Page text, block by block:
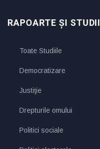
RAPOARTE ȘI STUDII
Toate Studiile
Democratizare
Justiţie
Drepturile omului
Politici sociale